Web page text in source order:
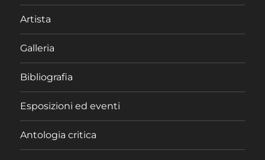
Artista
Galleria
Bibliografia
Esposizioni ed eventi
Antologia critica